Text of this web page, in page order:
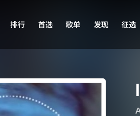
排行 首选 歌单 发现 征选